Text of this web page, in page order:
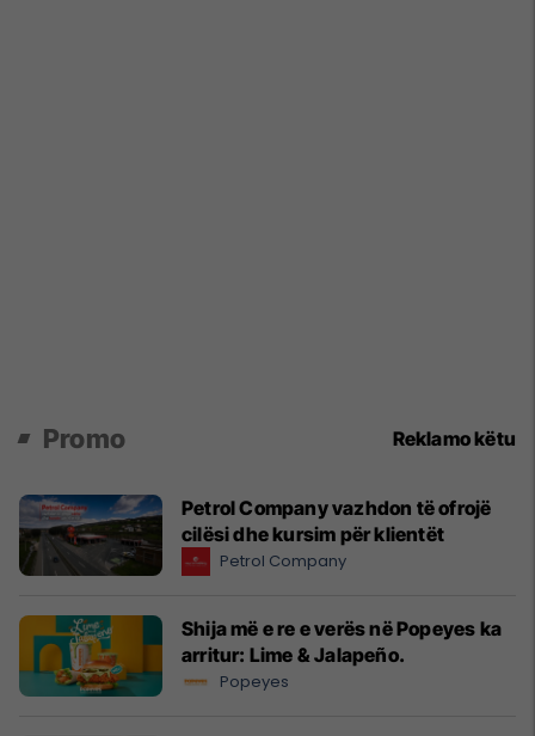
Promo Reklamo këtu
Petrol Company vazhdon të ofrojë
cilësi dhe kursim për klientët
Petrol Company
Shija më e re e verës në Popeyes ka
arritur: Lime & Jalapeño.
Popeyes